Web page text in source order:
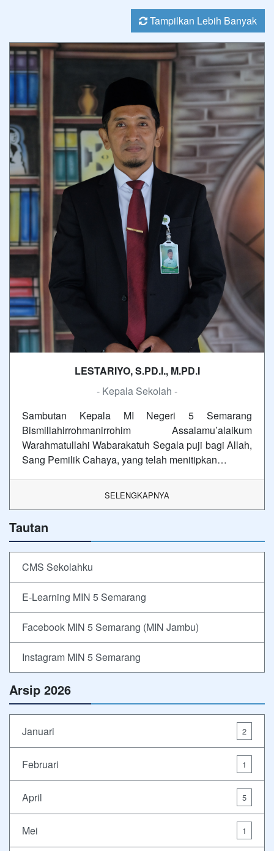
Tampilkan Lebih Banyak
LESTARIYO, S.PD.I., M.PD.I
- Kepala Sekolah -
Sambutan Kepala MI Negeri 5 Semarang
Bismillahirrohmanirrohim Assalamu’alaikum
Warahmatullahi Wabarakatuh Segala puji bagi Allah,
Sang Pemilik Cahaya, yang telah menitipkan…
SELENGKAPNYA
Tautan
CMS Sekolahku
E-Learning MIN 5 Semarang
Facebook MIN 5 Semarang (MIN Jambu)
Instagram MIN 5 Semarang
Arsip 2026
Januari 2
Februari 1
April 5
Mei 1